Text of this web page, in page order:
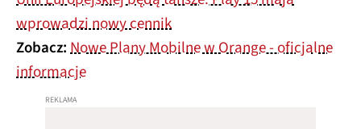
wprowadzi nowy cennik
Zobacz:Nowe Plany Mobilne w Orange - oficjalne
informacje